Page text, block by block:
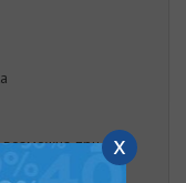
возможна при
офисе.
x